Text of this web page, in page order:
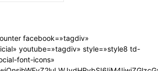
facebook=»tagdiv»
youtube=»tagdiv» style=»style8 td-
font-icons»